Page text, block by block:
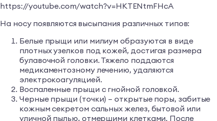
https://youtube.com/watch?v=HKTENtmFHcA
На носу появляются высыпания различных типов:
Белые прыщи или милиум образуются в виде
плотных узелков под кожей, достигая размера
булавочной головки. Тяжело поддаются
медикаментозному лечению, удаляются
электрокоагуляцией.
Воспаленные прыщи с гнойной головкой.
Черные прыщи (точки) – открытые поры, забитые
кожным секретом сальных желез, бытовой или
уличной пылью, отмершими клетками. После